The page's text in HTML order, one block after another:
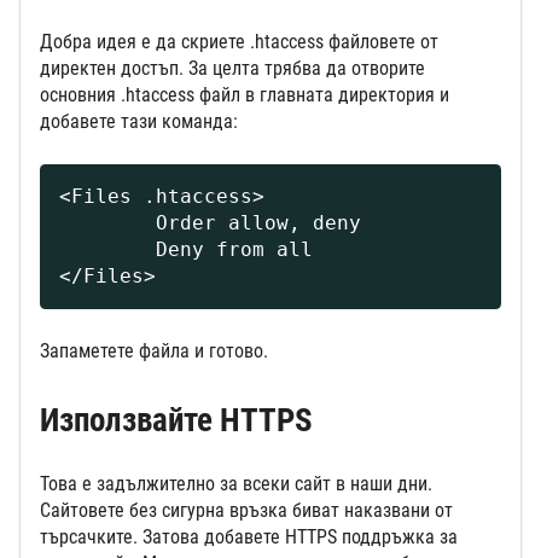
Добра идея е да скриете .htaccess файловете от
директен достъп. За целта трябва да отворите
основния .htaccess файл в главната директория и
добавете тази команда:
<Files .htaccess>
</Files>
Запаметете файла и готово.
Използвайте HTTPS
Това е задължително за всеки сайт в наши дни.
Сайтовете без сигурна връзка биват наказвани от
търсачките. Затова добавете HTTPS поддръжка за